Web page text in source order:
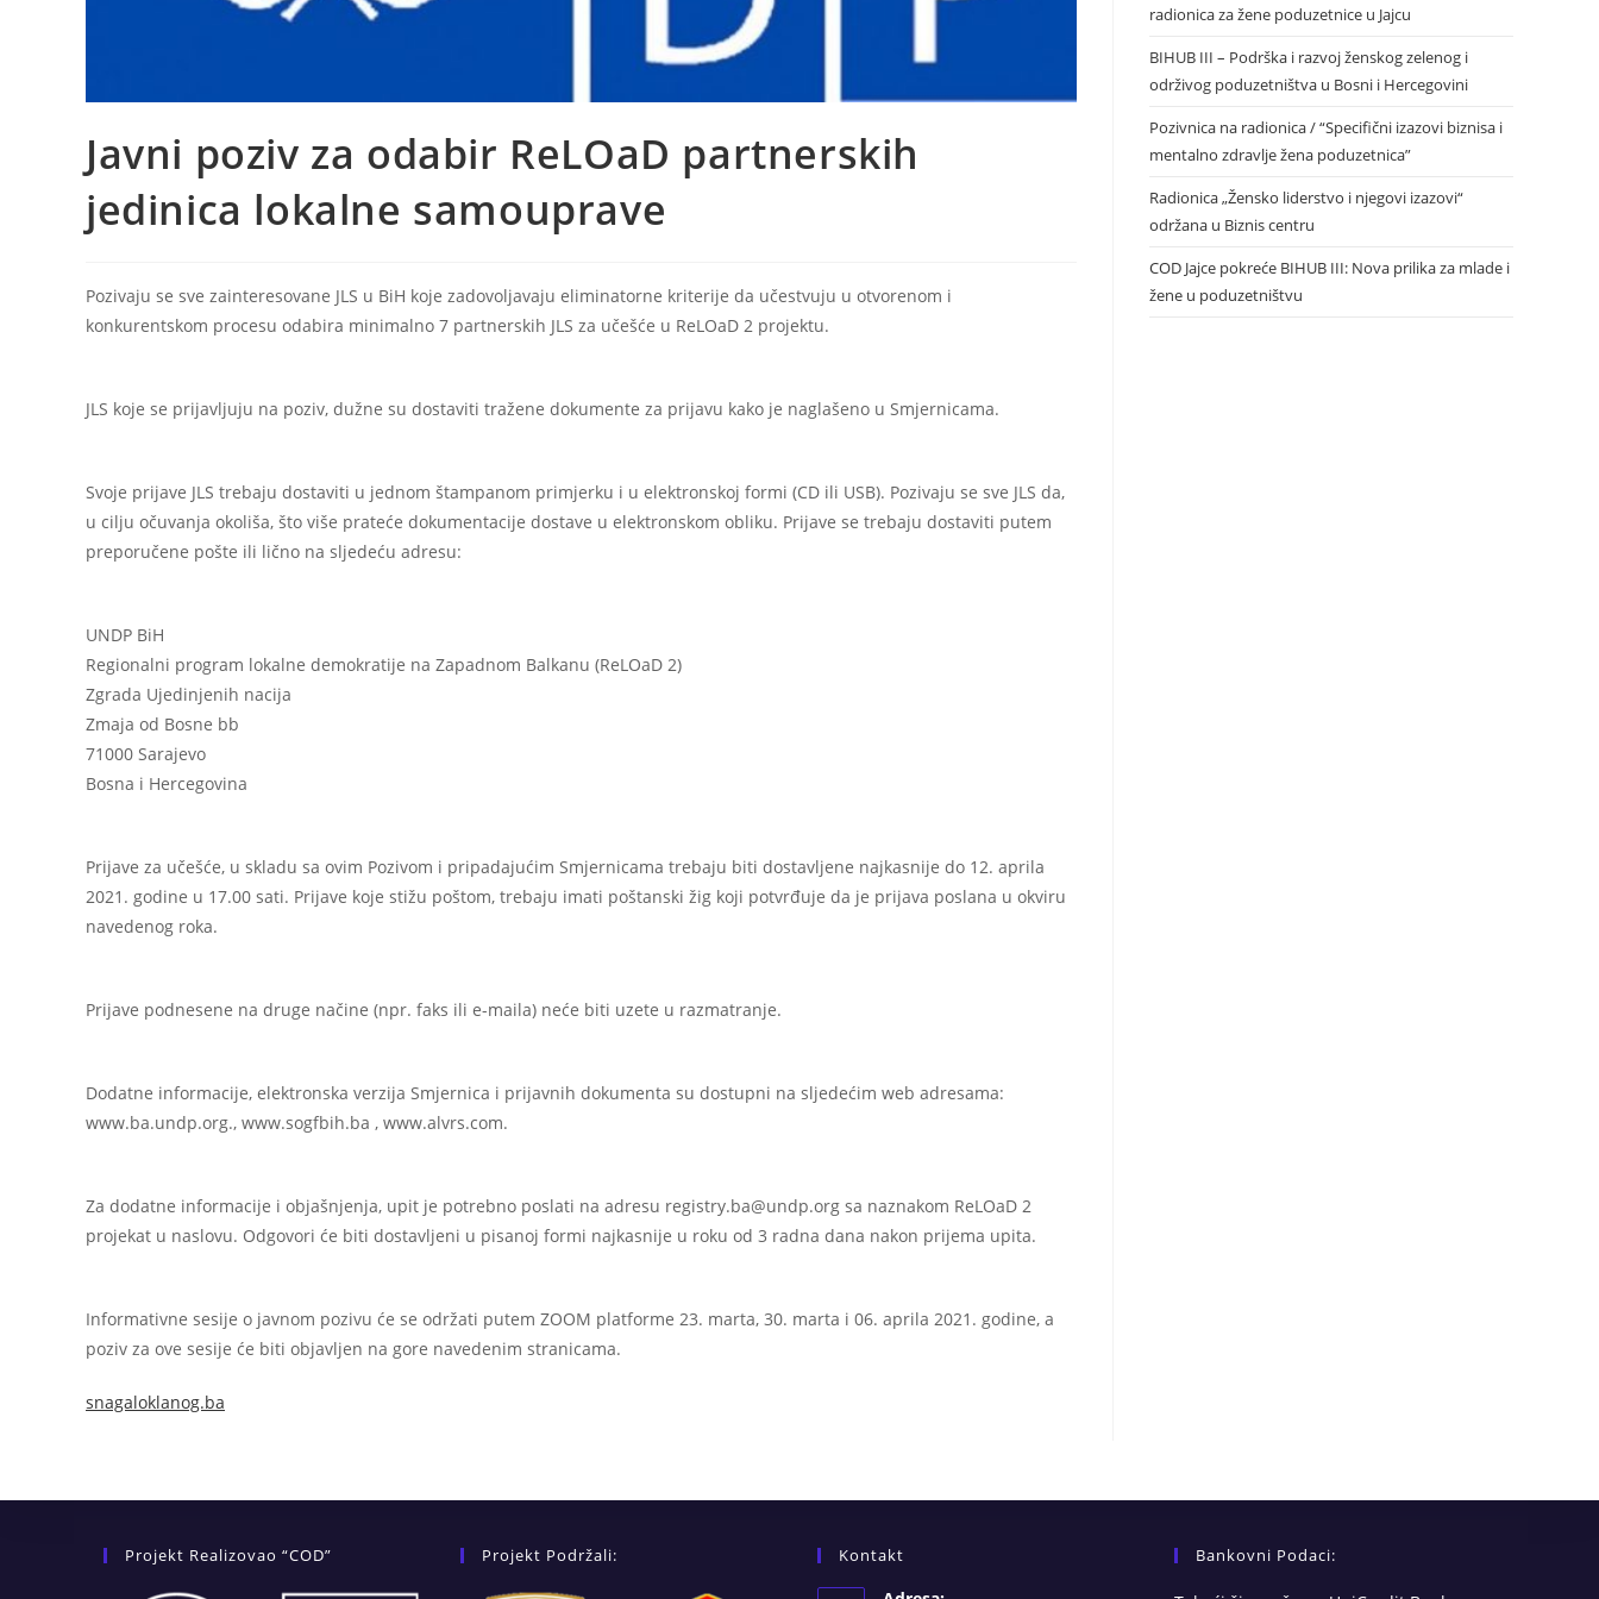
Javni poziv za odabir ReLOaD partnerskih
jedinica lokalne samouprave
Pozivaju se sve zainteresovane JLS u BiH koje zadovoljavaju eliminatorne kriterije da učestvuju u otvorenom i
konkurentskom procesu odabira minimalno 7 partnerskih JLS za učešće u ReLOaD 2 projektu.
JLS koje se prijavljuju na poziv, dužne su dostaviti tražene dokumente za prijavu kako je naglašeno u Smjernicama.
Svoje prijave JLS trebaju dostaviti u jednom štampanom primjerku i u elektronskoj formi (CD ili USB). Pozivaju se sve JLS da,
u cilju očuvanja okoliša, što više prateće dokumentacije dostave u elektronskom obliku. Prijave se trebaju dostaviti putem
preporučene pošte ili lično na sljedeću adresu:
UNDP BiH
Regionalni program lokalne demokratije na Zapadnom Balkanu (ReLOaD 2)
Zgrada Ujedinjenih nacija
Zmaja od Bosne bb
71000 Sarajevo
Bosna i Hercegovina
Prijave za učešće, u skladu sa ovim Pozivom i pripadajućim Smjernicama trebaju biti dostavljene najkasnije do 12. aprila
2021. godine u 17.00 sati. Prijave koje stižu poštom, trebaju imati poštanski žig koji potvrđuje da je prijava poslana u okviru
navedenog roka.
Prijave podnesene na druge načine (npr. faks ili e-maila) neće biti uzete u razmatranje.
Dodatne informacije, elektronska verzija Smjernica i prijavnih dokumenta su dostupni na sljedećim web adresama:
www.ba.undp.org., www.sogfbih.ba , www.alvrs.com.
Za dodatne informacije i objašnjenja, upit je potrebno poslati na adresu registry.ba@undp.org sa naznakom ReLOaD 2
projekat u naslovu. Odgovori će biti dostavljeni u pisanoj formi najkasnije u roku od 3 radna dana nakon prijema upita.
Informativne sesije o javnom pozivu će se održati putem ZOOM platforme 23. marta, 30. marta i 06. aprila 2021. godine, a
poziv za ove sesije će biti objavljen na gore navedenim stranicama.
snagaloklanog.ba
radionica za žene poduzetnice u Jajcu
BIHUB III – Podrška i razvoj ženskog zelenog i
održivog poduzetništva u Bosni i Hercegovini
Pozivnica na radionica / “Specifični izazovi biznisa i
mentalno zdravlje žena poduzetnica”
Radionica „Žensko liderstvo i njegovi izazovi“
održana u Biznis centru
COD Jajce pokreće BIHUB III: Nova prilika za mlade i
žene u poduzetništvu
Projekt Realizovao “COD” Projekt Podržali: Kontakt Bankovni Podaci: